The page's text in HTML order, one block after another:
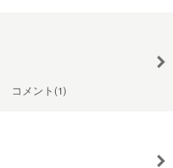
コメント(1)